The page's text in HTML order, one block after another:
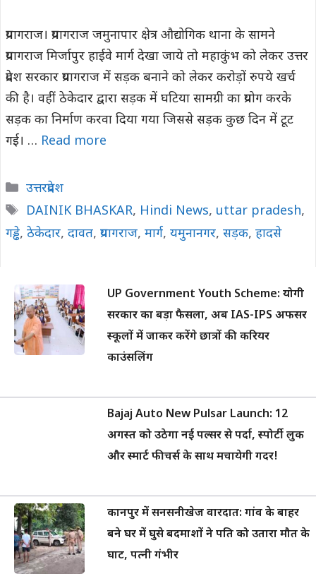
प्रयागराज। प्रयागराज जमुनापार क्षेत्र औद्योगिक थाना के सामने
प्रयागराज मिर्जापुर हाईवे मार्ग देखा जाये तो महाकुंभ को लेकर उत्तर
प्रदेश सरकार प्रयागराज में सड़क बनाने को लेकर करोड़ों रुपये खर्च
की है। वहीं ठेकेदार द्वारा सड़क में घटिया सामग्री का प्रयोग करके
सड़क का निर्माण करवा दिया गया जिससे सड़क कुछ दिन में टूट
गई। … Read more
Categories
उत्तरप्रदेश
Tags
DAINIK BHASKAR, Hindi News, uttar pradesh,
गड्ढे, ठेकेदार, दावत, प्रयागराज, मार्ग, यमुनानगर, सड़क, हादसे
UP Government Youth Scheme: योगी
सरकार का बड़ा फैसला, अब IAS-IPS अफसर
स्कूलों में जाकर करेंगे छात्रों की करियर
काउंसलिंग
Bajaj Auto New Pulsar Launch: 12
अगस्त को उठेगा नई पल्सर से पर्दा, स्पोर्टी लुक
और स्मार्ट फीचर्स के साथ मचायेगी गदर!
कानपुर में सनसनीखेज वारदात: गांव के बाहर
बने घर में घुसे बदमाशों ने पति को उतारा मौत के
घाट, पत्नी गंभीर